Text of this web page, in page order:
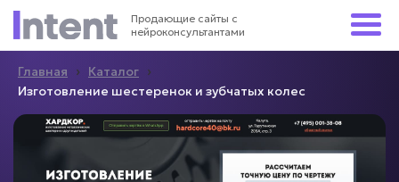
Продающие сайты с
нейроконсультантами
Главная › Каталог ›
Изготовление шестеренок и зубчатых колес